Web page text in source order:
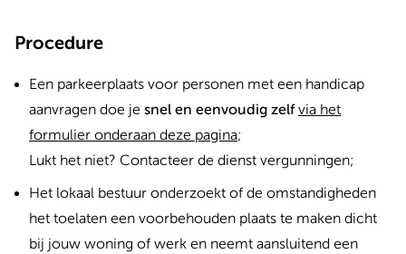
Procedure
Een parkeerplaats voor personen met een handicap
aanvragen doe je snel en eenvoudig zelf via het
formulier onderaan deze pagina;
Lukt het niet? Contacteer de dienst vergunningen;
Het lokaal bestuur onderzoekt of de omstandigheden
het toelaten een voorbehouden plaats te maken dicht
bij jouw woning of werk en neemt aansluitend een